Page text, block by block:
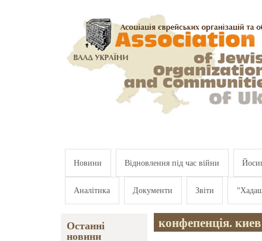
Новини Відновлення під час війни
Аналітика Документи Звіти
Останні
новини
конфепенція. киев